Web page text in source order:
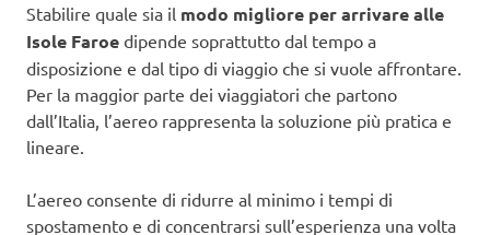
Stabilire quale sia il modo migliore per arrivare alle
Isole Faroe dipende soprattutto dal tempo a
disposizione e dal tipo di viaggio che si vuole affrontare.
Per la maggior parte dei viaggiatori che partono
dall’Italia, l’aereo rappresenta la soluzione più pratica e
lineare.
L’aereo consente di ridurre al minimo i tempi di
spostamento e di concentrarsi sull’esperienza una volta